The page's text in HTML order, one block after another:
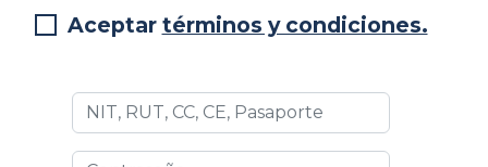
Aceptar términos y condiciones.